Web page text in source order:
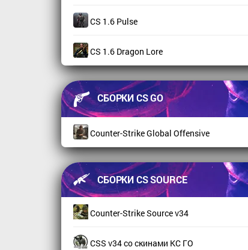
CS 1.6 Pulse
CS 1.6 Dragon Lore
СБОРКИ CS GO
Counter-Strike Global Offensive
СБОРКИ CS SOURCE
Counter-Strike Source v34
CSS v34 со скинами КС ГО